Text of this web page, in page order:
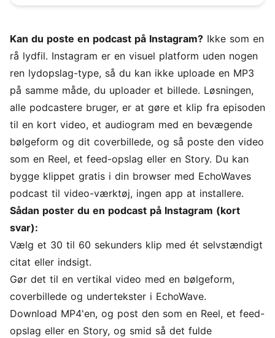
Kan du poste en podcast på Instagram? Ikke som en
rå lydfil. Instagram er en visuel platform uden nogen
ren lydopslag-type, så du kan ikke uploade en MP3
på samme måde, du uploader et billede. Løsningen,
alle podcastere bruger, er at gøre et klip fra episoden
til en kort video, et audiogram med en bevægende
bølgeform og dit coverbillede, og så poste den video
som en Reel, et feed-opslag eller en Story. Du kan
bygge klippet gratis i din browser med EchoWaves
podcast til video-værktøj, ingen app at installere.
Sådan poster du en podcast på Instagram (kort
svar):
Vælg et 30 til 60 sekunders klip med ét selvstændigt
citat eller indsigt.
Gør det til en vertikal video med en bølgeform,
coverbillede og undertekster i EchoWave.
Download MP4'en, og post den som en Reel, et feed-
opslag eller en Story, og smid så det fulde